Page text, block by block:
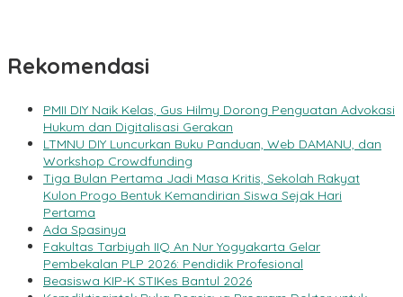
Rekomendasi
PMII DIY Naik Kelas, Gus Hilmy Dorong Penguatan Advokasi
Hukum dan Digitalisasi Gerakan
LTMNU DIY Luncurkan Buku Panduan, Web DAMANU, dan
Workshop Crowdfunding
Tiga Bulan Pertama Jadi Masa Kritis, Sekolah Rakyat
Kulon Progo Bentuk Kemandirian Siswa Sejak Hari
Pertama
Ada Spasinya
Fakultas Tarbiyah IIQ An Nur Yogyakarta Gelar
Pembekalan PLP 2026: Pendidik Profesional
Beasiswa KIP-K STIKes Bantul 2026